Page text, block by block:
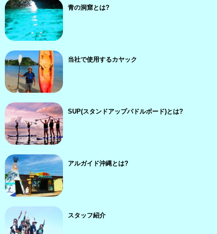
青の洞窟とは?
当社で使用するカヤック
SUP(スタンドアップパドルボード)とは?
アルガイド沖縄とは?
スタッフ紹介